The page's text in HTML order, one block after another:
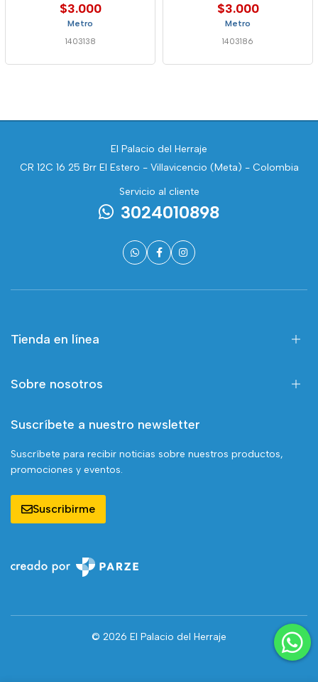
$3.000
Metro
1403138
$3.000
Metro
1403186
El Palacio del Herraje
CR 12C 16 25 Brr El Estero - Villavicencio (Meta) - Colombia
Servicio al cliente
3024010898
Tienda en línea
Sobre nosotros
Suscríbete a nuestro newsletter
Suscríbete para recibir noticias sobre nuestros productos,
promociones y eventos.
Suscribirme
© 2026 El Palacio del Herraje